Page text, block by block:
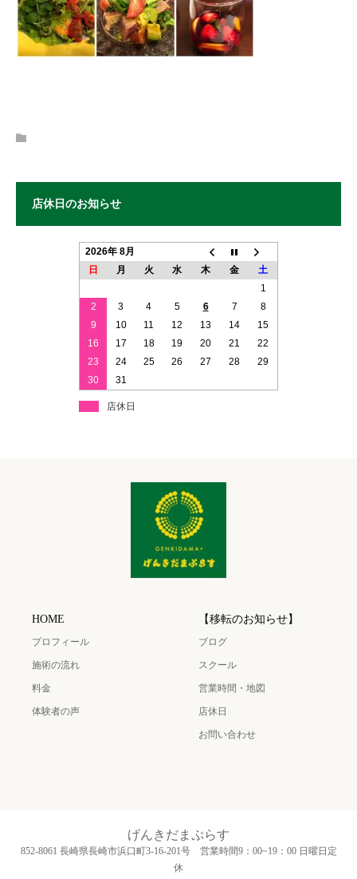
店休日のお知らせ
2026年 8月
日
月 火 水 木 金
土
1
2
3 4 5 6 7
8
9
10 11 12 13 14
15
16
17 18 19 20 21
22
23
24 25 26 27 28
29
30
31
店休日
HOME
プロフィール
施術の流れ
料金
体験者の声
【移転のお知らせ】
ブログ
スクール
営業時間・地図
店休日
お問い合わせ
げんきだまぷらす
852-8061 長崎県長崎市浜口町3‐16‐201号 営業時間9：00~19：00 日曜日定
休